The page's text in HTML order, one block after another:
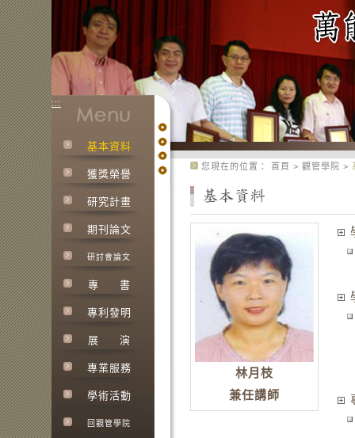
:::
基本資料
獲獎榮譽
研究計畫
期刊論文
研討會論文
專 書
專利發明
展 演
專業服務
學術活動
回觀管學院
您現在的位置： 首頁 > 觀管學院 >
林月枝
兼任講師